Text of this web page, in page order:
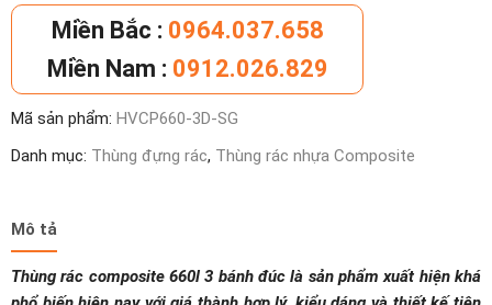
composite
bánh
đúc
số
Miền Bắc : 0964.037.658
Miền Nam : 0912.026.829
Mã sản phẩm: HVCP660-3D-SG
Danh mục: Thùng đựng rác, Thùng rác nhựa Composite
Mô tả
Thùng rác composite 660l 3 bánh đúc là sản phẩm xuất hiện khá